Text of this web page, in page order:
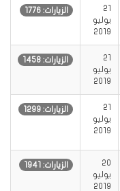
21
يوليو
2019
الزيارات: 1776
21
يوليو
2019
الزيارات: 1458
21
يوليو
2019
الزيارات: 1299
20
يوليو
2019
الزيارات: 1941